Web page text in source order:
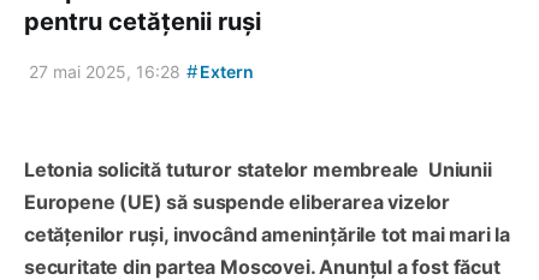
pentru cetățenii ruși
27 mai 2025, 16:28 #Extern
Letonia solicită tuturor statelor membreale Uniunii
Europene (UE) să suspende eliberarea vizelor
cetățenilor ruși, invocând amenințările tot mai mari la
securitate din partea Moscovei. Anunțul a fost făcut